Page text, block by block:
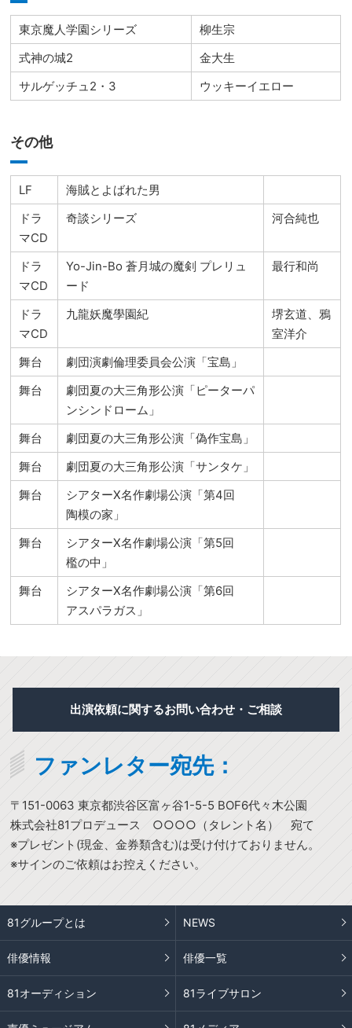
東京魔人学園シリーズ
柳生宗
式神の城2
金大生
サルゲッチュ2・3
ウッキーイエロー
その他
LF
海賊とよばれた男
ドラ
マCD
奇談シリーズ 河合純也
ドラ
マCD
Yo-Jin-Bo 蒼月城の魔剣 プレリュ
ード
最行和尚
ドラ
マCD
九龍妖魔學園紀
堺玄道、鴉
室洋介
舞台
劇団演劇倫理委員会公演「宝島」
舞台
劇団夏の大三角形公演「ピーターパ
ンシンドローム」
舞台
劇団夏の大三角形公演「偽作宝島」
舞台
劇団夏の大三角形公演「サンタケ」
舞台
シアターX名作劇場公演「第4回
陶模の家」
舞台
シアターX名作劇場公演「第5回
檻の中」
舞台
シアターX名作劇場公演「第6回
アスパラガス」
出演依頼に関するお問い合わせ・ご相談
ファンレター宛先：
〒151-0063 東京都渋谷区富ヶ谷1-5-5 BOF6代々木公園
株式会社81プロデュース ○○○○（タレント名） 宛て
※プレゼント(現金、金券類含む)は受け付けておりません。
※サインのご依頼はお控えください。
81グループとは NEWS
俳優情報 俳優一覧
81オーディション 81ライブサロン